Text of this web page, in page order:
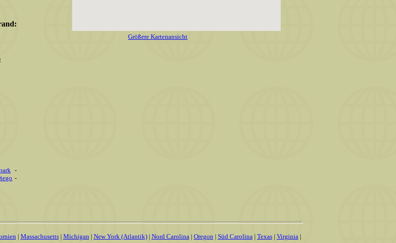
Größere Kartenansicht
-
-
| Massachusetts| Michigan | New York (Atlantik)| Nord Carolina| Oregon | Süd Carolina| Texas| Virginia|